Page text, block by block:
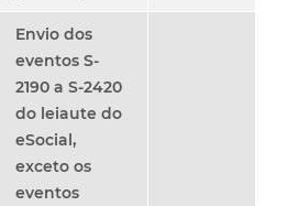
Envio dos
eventos S-
2190 a S-2420
do leiaute do
eSocial,
exceto os
eventos